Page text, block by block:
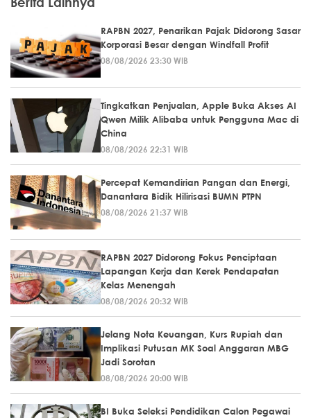
RAPBN 2027, Penarikan Pajak Didorong Sasar
Korporasi Besar dengan Windfall Profit
08/08/2026 23:30 WIB
Tingkatkan Penjualan, Apple Buka Akses AI
Qwen Milik Alibaba untuk Pengguna Mac di
China
08/08/2026 22:31 WIB
Percepat Kemandirian Pangan dan Energi,
Danantara Bidik Hilirisasi BUMN PTPN
08/08/2026 21:37 WIB
RAPBN 2027 Didorong Fokus Penciptaan
Lapangan Kerja dan Kerek Pendapatan
Kelas Menengah
08/08/2026 20:32 WIB
Jelang Nota Keuangan, Kurs Rupiah dan
Implikasi Putusan MK Soal Anggaran MBG
Jadi Sorotan
08/08/2026 20:00 WIB
BI Buka Seleksi Pendidikan Calon Pegawai